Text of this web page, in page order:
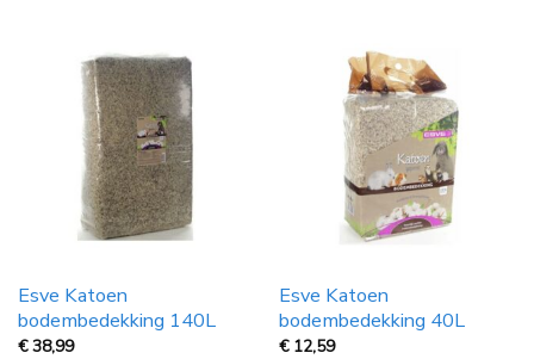
Esve Katoen
bodembedekking 140L
€38,99
Esve Katoen
bodembedekking 40L
€ 12,59